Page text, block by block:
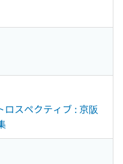
スペクティブ : 京阪